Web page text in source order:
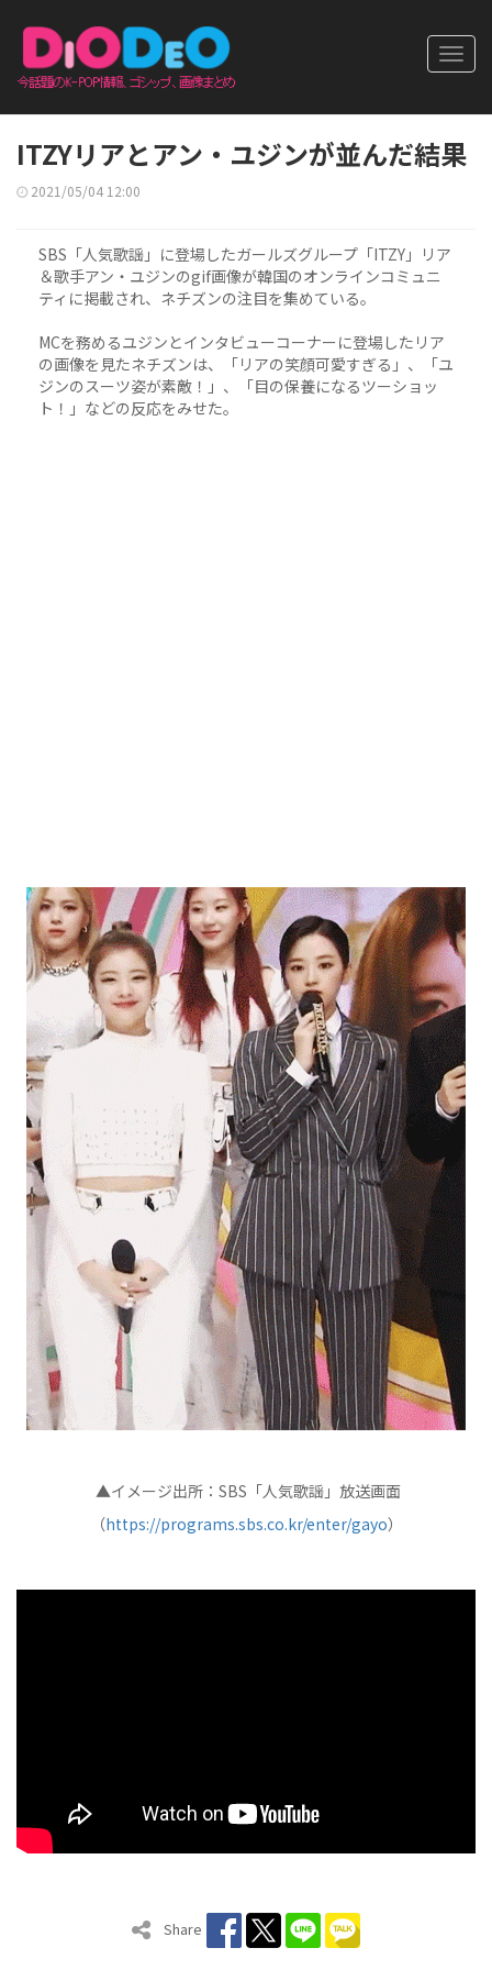
ITZYリアとアン・ユジンが並んだ結果
2021/05/04 12:00
SBS「人気歌謡」に登場したガールズグループ「ITZY」リア
＆歌手アン・ユジンのgif画像が韓国のオンラインコミュニ
ティに掲載され、ネチズンの注目を集めている。
MCを務めるユジンとインタビューコーナーに登場したリア
の画像を見たネチズンは、「リアの笑顔可愛すぎる」、「ユ
ジンのスーツ姿が素敵！」、「目の保養になるツーショッ
ト！」などの反応をみせた。
▲イメージ出所：SBS「人気歌謡」放送画面
（https://programs.sbs.co.kr/enter/gayo）
Share